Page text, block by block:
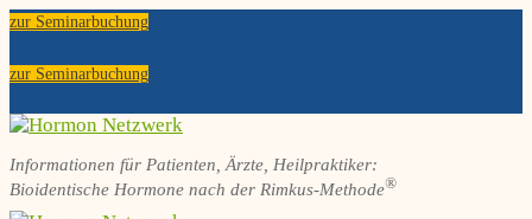
Zum
springen
Menü
Schließen
zur Seminarbuchung
zur Seminarbuchung
Informationen für Patienten, Ärzte, Heilpraktiker:
Bioidentische Hormone nach der Rimkus-Methode®